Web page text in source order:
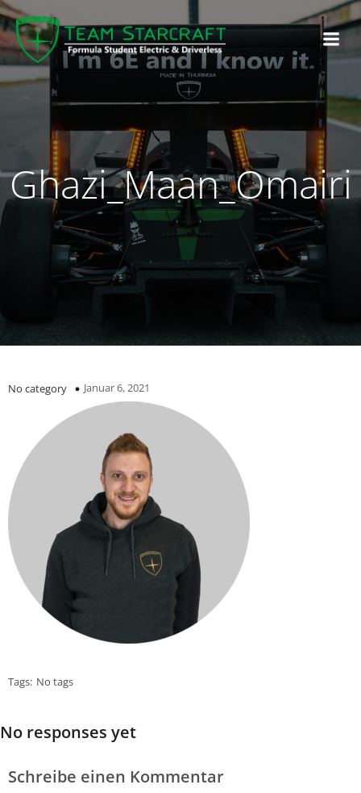
Ghazi_Maan_Omairi
No category Januar 6, 2021
Tags: No tags
No responses yet
Schreibe einen Kommentar